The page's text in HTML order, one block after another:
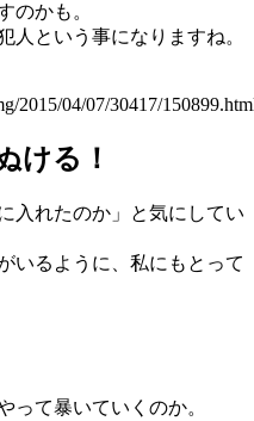
のかも。
人という事になりますね。
2015/04/07/30417/
ける！
入れたのか」と気にしてい
いるように、私にもとって
って暴いていくのか。